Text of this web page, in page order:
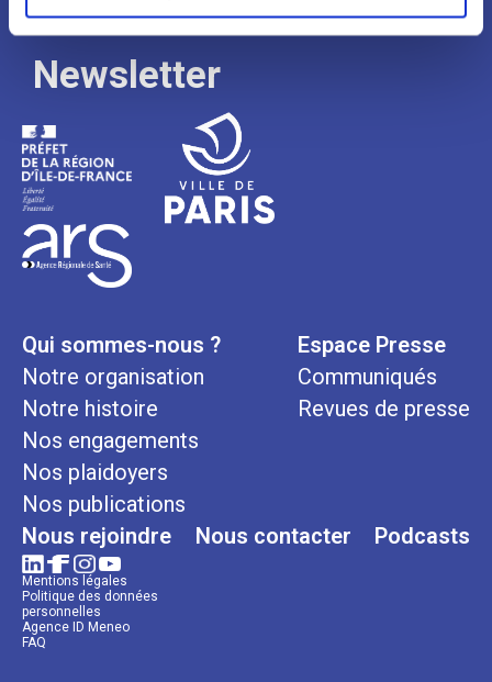
Newsletter
Qui sommes-nous ?
Notre organisation
Notre histoire
Nos engagements
Nos plaidoyers
Nos publications
Espace Presse
Communiqués
Revues de presse
Nous rejoindre Nous contacter Podcasts
Mentions légales
Politique des données
personnelles
Agence ID Meneo
FAQ